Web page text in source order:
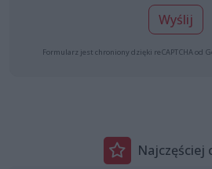
Wyślij
Formularz jest chroniony dzięki reCAPTCHA od
Najczęściej